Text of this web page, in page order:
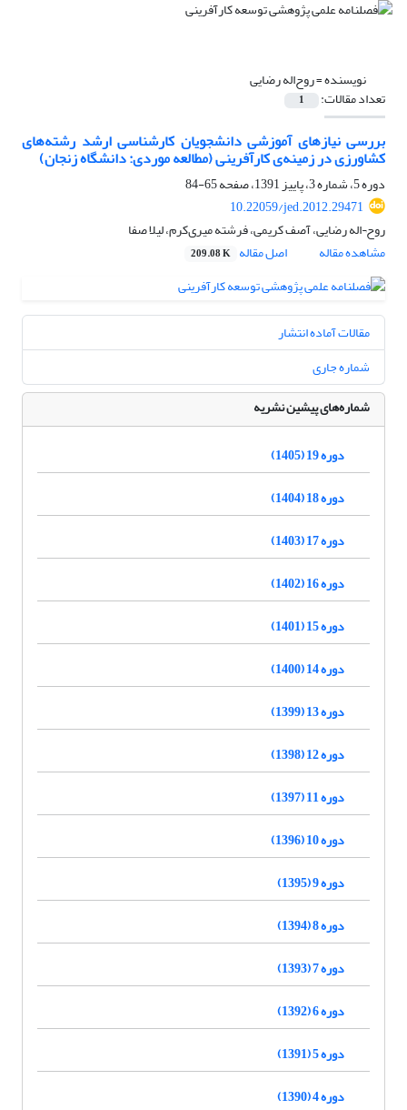
نویسنده =روح‌اله رضایی
تعداد مقالات: 1
بررسی نیازهای آموزشی دانشجویان کارشناسی ارشد رشته‌های
کشاورزی در زمینه‌ی کارآفرینی (مطالعه موردی: دانشگاه زنجان)
دوره 5، شماره 3، پاییز 1391، صفحه
65-84
10.22059/jed.2012.29471
روح¬اله رضایی، آصف کریمی، فرشته میری‌کرم، لیلا صفا
مشاهده مقاله
اصل مقاله 209.08 K
مقالات آماده انتشار
شماره جاری
شماره‌های پیشین نشریه
دوره 19 (1405)
دوره 18 (1404)
دوره 17 (1403)
دوره 16 (1402)
دوره 15 (1401)
دوره 14 (1400)
دوره 13 (1399)
دوره 12 (1398)
دوره 11 (1397)
دوره 10 (1396)
دوره 9 (1395)
دوره 8 (1394)
دوره 7 (1393)
دوره 6 (1392)
دوره 5 (1391)
دوره 4 (1390)